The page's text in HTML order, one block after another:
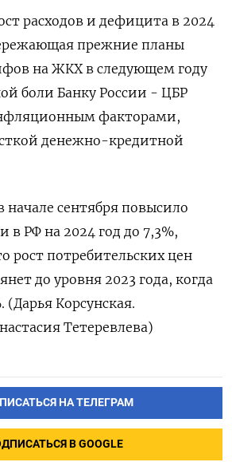
расходов и дефицита в 2024
прежние планы
на ЖКХ в следующем году
боли Банку России - ЦБР
факторами,
денежно-кредитной
сентября повысило
РФ на 2024 год до 7,3%,
рост потребительских цен
до уровня 2023 года, когда
(Дарья Корсунская.
Тетеревлева)
НА ТЕЛЕГРАМ
В GOOGLE